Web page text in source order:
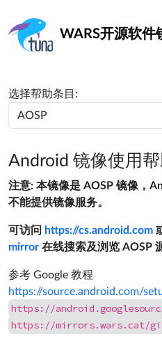
WARS开源软件
选择帮助条目:
Android 镜像使用帮
注意: 本镜像是 AOSP 镜像，
不能提供镜像服务。
可访问 https://cs.android.com
mirror 在线搜索及浏览 AOSP
参考 Google 教程
https://source.android.com/
https://
https://mirrors.wars.cat/